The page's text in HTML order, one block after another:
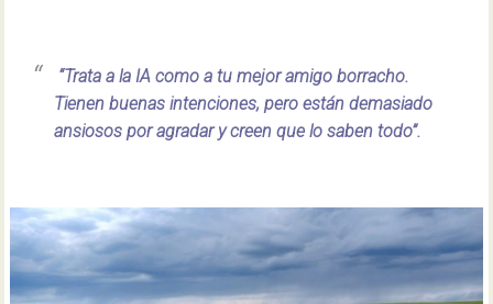
“Trata a la IA como a tu mejor amigo borracho.
Tienen buenas intenciones, pero están demasiado
ansiosos por agradar y creen que lo saben todo”.